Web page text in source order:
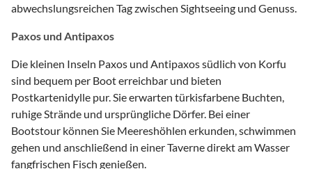
abwechslungsreichen Tag zwischen Sightseeing und Genuss.
Paxos und Antipaxos
Die kleinen Inseln Paxos und Antipaxos südlich von Korfu
sind bequem per Boot erreichbar und bieten
Postkartenidylle pur. Sie erwarten türkisfarbene Buchten,
ruhige Strände und ursprüngliche Dörfer. Bei einer
Bootstour können Sie Meereshöhlen erkunden, schwimmen
gehen und anschließend in einer Taverne direkt am Wasser
fangfrischen Fisch genießen.